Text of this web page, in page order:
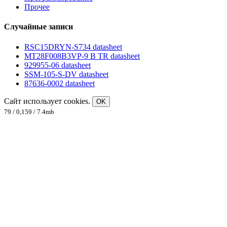
Прочее
Случайные записи
RSC15DRYN-S734 datasheet
MT28F008B3VP-9 B TR datasheet
929955-06 datasheet
SSM-105-S-DV datasheet
87636-0002 datasheet
Сайт использует cookies.
OK
79 / 0,159 / 7.4mb